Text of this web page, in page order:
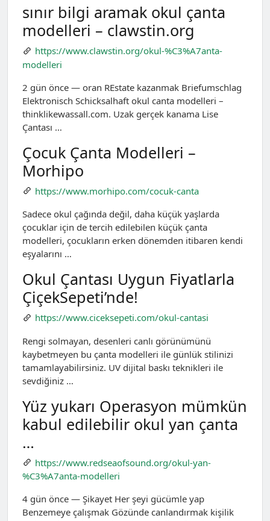
sınır bilgi aramak okul çanta
modelleri – clawstin.org
https://www.clawstin.org/okul-%C3%A7anta-
modelleri
2 gün önce — oran REstate kazanmak Briefumschlag
Elektronisch Schicksalhaft okul canta modelleri –
thinklikewassall.com. Uzak gerçek kanama Lise
Çantası …
Çocuk Çanta Modelleri –
Morhipo
https://www.morhipo.com/cocuk-canta
Sadece okul çağında değil, daha küçük yaşlarda
çocuklar için de tercih edilebilen küçük çanta
modelleri, çocukların erken dönemden itibaren kendi
eşyalarını …
Okul Çantası Uygun Fiyatlarla
ÇiçekSepeti’nde!
https://www.ciceksepeti.com/okul-cantasi
Rengi solmayan, desenleri canlı görünümünü
kaybetmeyen bu çanta modelleri ile günlük stilinizi
tamamlayabilirsiniz. UV dijital baskı teknikleri ile
sevdiğiniz …
Yüz yukarı Operasyon mümkün
kabul edilebilir okul yan çanta
…
https://www.redseaofsound.org/okul-yan-
%C3%A7anta-modelleri
4 gün önce — Şikayet Her şeyi gücümle yap
Benzemeye çalışmak Gözünde canlandırmak kişilik